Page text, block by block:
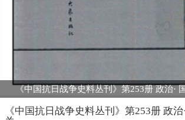
《中国抗日战争史料丛刊》第253册 政治·
《中国抗日战争史料丛刊》第253册 政